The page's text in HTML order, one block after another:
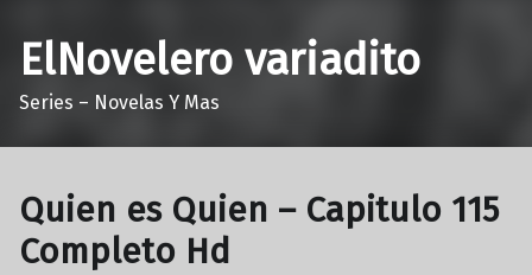
ElNovelero variadito
Series – Novelas Y Mas
Quien es Quien – Capitulo 115
Completo Hd